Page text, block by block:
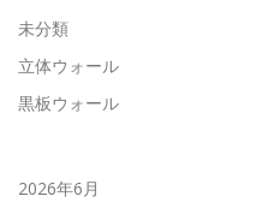
未分類
立体ウォール
黒板ウォール
2026年6月